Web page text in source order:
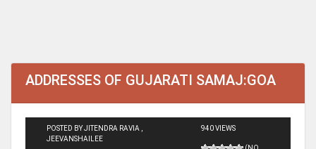
ADDRESSES OF GUJARATI SAMAJ:GOA
POSTED BY JITENDRA RAVIA ,
JEEVANSHAILEE
940 VIEWS